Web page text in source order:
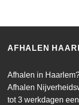
AFHALEN
Afhalen in
Afhalen
tot 3 werkdagen